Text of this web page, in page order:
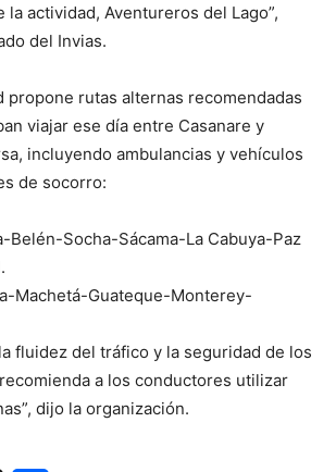
la actividad, Aventureros del Lago”,
del Invias.
propone rutas alternas recomendadas
viajar ese día entre Casanare y
incluyendo ambulancias y vehículos
de socorro:
Belén-Socha-Sácama-La Cabuya-Paz
Machetá-Guateque-Monterey-
fluidez del tráfico y la seguridad de los
a los conductores utilizar
dijo la organización.